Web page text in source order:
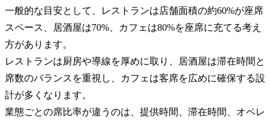
一般的な目安として、レストランは店舗面積の約60%が座席
スペース、居酒屋は70%、カフェは80%を座席に充てる考え
方があります。
レストランは厨房や導線を厚めに取り、居酒屋は滞在時間と
席数のバランスを重視し、カフェは客席を広めに確保する設
計が多くなります。
業態ごとの席比率が違うのは、提供時間、滞在時間、オペレ